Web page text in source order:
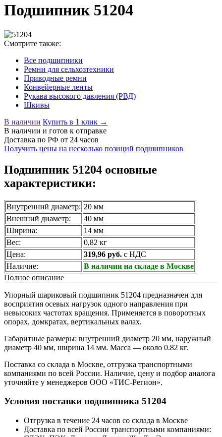
Подшипник 51204
Смотрите также:
Все подшипники
Ремни для сельхозтехники
Приводные ремни
Конвейерные ленты
Рукава высокого давления (РВД)
Шкивы
В наличии Купить в 1 клик →
В наличии и готов к отправке
Доставка по РФ от 24 часов
Получить цены на несколько позиций подшипников
Подшипник 51204 основные
характеристики:
Внутренний диаметр: 20 мм
Внешний диаметр:
40 мм
Ширина:
14 мм
Вес:
0,82 кг
Цена:
319,96 руб. с НДС
Наличие:
В наличии на складе в Москве
Полное описание
Упорный шариковый подшипник 51204 предназначен для
восприятия осевых нагрузок одного направления при
невысоких частотах вращения. Применяется в поворотных
опорах, домкратах, вертикальных валах.
Габаритные размеры: внутренний диаметр 20 мм, наружный
диаметр 40 мм, ширина 14 мм. Масса — около 0.82 кг.
Поставка со склада в Москве, отгрузка транспортными
компаниями по всей России. Наличие, цену и подбор аналога
уточняйте у менеджеров ООО «ТИС-Регион».
Условия поставки подшипника 51204
Отгрузка в течение 24 часов со склада в Москве
Доставка по всей России транспортными компаниями: